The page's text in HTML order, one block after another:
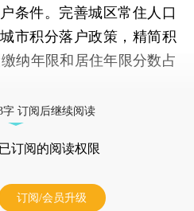
条件。完善城区常住人口
市积分落户政策，精简积
纳年限和居住年限分数占
字 订阅后继续阅读
订阅的阅读权限
订阅/会员升级